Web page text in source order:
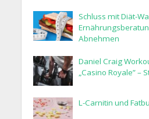
Schluss mit Diät-
Abnehmen
Daniel Craig
„Casino Royale” –
L-Carnitin und